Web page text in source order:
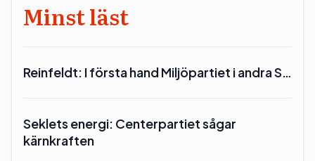
Minst läst
Reinfeldt: I första hand Miljöpartiet i andra S…
Seklets energi: Centerpartiet sågar
kärnkraften